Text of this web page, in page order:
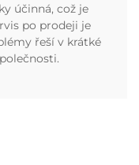
účinná, což je
po prodeji je
řeší v krátké